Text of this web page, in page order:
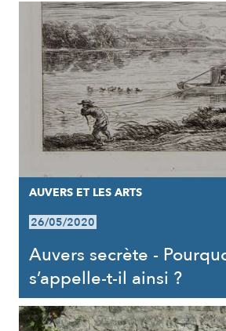
RÉSULTATS
AUVERS ET LES ARTS
26/05/2020
Auvers secrète -
s’appelle-t-il ainsi ?